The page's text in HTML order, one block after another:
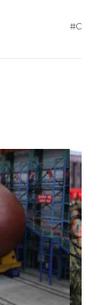
#CHINE